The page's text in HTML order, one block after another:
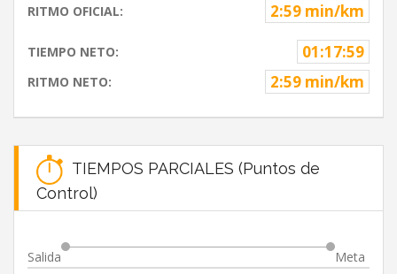
RITMO OFICIAL: 2:59 min/km
TIEMPO NETO: 01:17:59
RITMO NETO: 2:59 min/km
TIEMPOS PARCIALES (Puntos de
Control)
Salida Meta